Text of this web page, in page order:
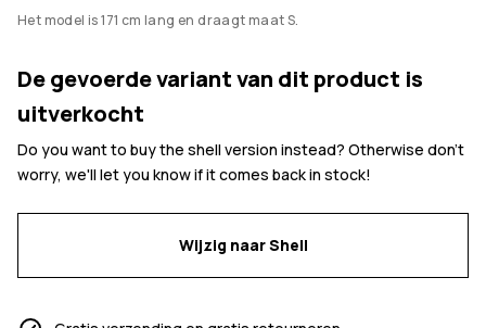
Het model is 171 cm lang en draagt maat S.
De gevoerde variant van dit product is
uitverkocht
Do you want to buy the shell version instead? Otherwise don't
worry, we'll let you know if it comes back in stock!
Wijzig naar Shell